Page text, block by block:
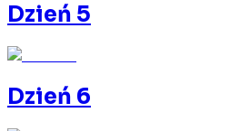
Dzień 5
Dzień 6